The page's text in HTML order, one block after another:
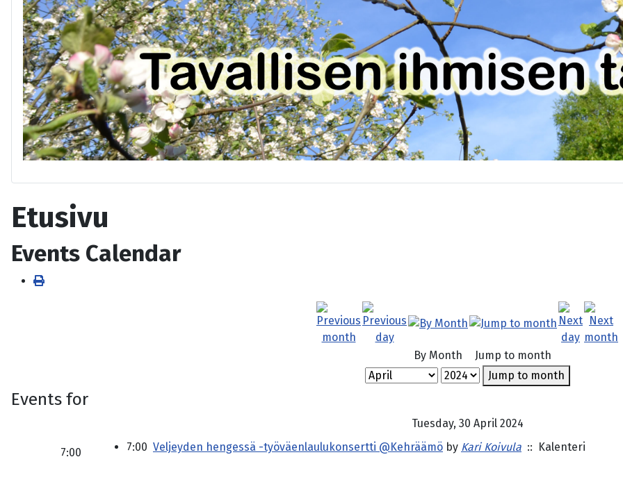
Etusivu
Events Calendar
By Month
Jump to month
Jump to month
Events for
Tuesday, 30 April 2024
7:00 7:00 Veljeyden hengessä -työväenlaulukonsertti @Kehräämö by Kari Koivula :: Kalenteri